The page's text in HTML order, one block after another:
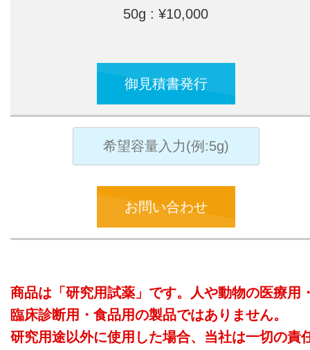
50g : ¥10,000
御見積書発行
お問い合わせ
商品は「研究用試薬」です。人や動物の医療用
臨床診断用・食品用の製品ではありません。
研究用途以外に使用した場合、当社は一切の責